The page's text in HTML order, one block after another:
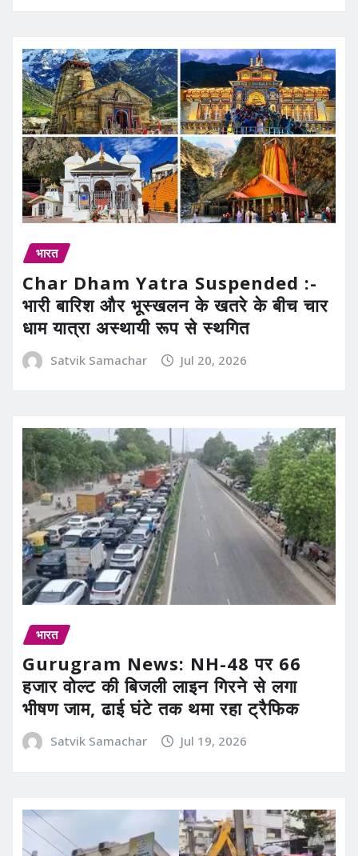
भारत
Char Dham Yatra Suspended :-
भारी बारिश और भूस्खलन के खतरे के बीच चार
धाम यात्रा अस्थायी रूप से स्थगित
Satvik Samachar Jul 20, 2026
भारत
Gurugram News: NH-48 पर 66
हजार वोल्ट की बिजली लाइन गिरने से लगा
भीषण जाम, ढाई घंटे तक थमा रहा ट्रैफिक
Satvik Samachar Jul 19, 2026